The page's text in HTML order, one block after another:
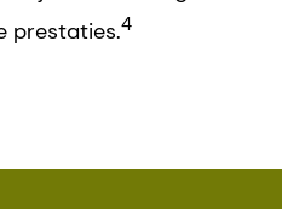
prestaties.4